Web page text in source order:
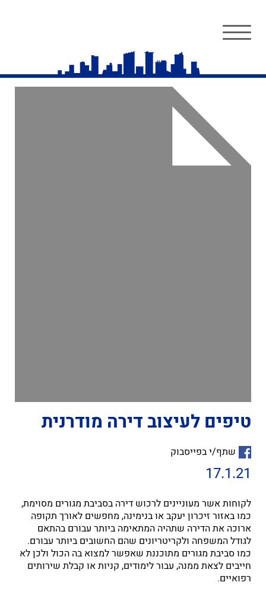
טיפים לעיצוב דירה מודרנית
שתף/י בפייסבוק
17.1.21
לקוחות אשר מעוניינים לרכוש דירה בסביבת מגורים מסוימת,
כמו באזור זיכרון יעקב או בנימינה, מחפשים לאורך תקופה
ארוכה את הדירה שתהיה המתאימה ביותר עבורם בהתאם
לגודל המשפחה ולקריטריונים שהם החשובים ביותר עבורם.
כמו סביבת מגורים מתוכננת שאפשר למצוא בה הכול ולכן לא
חייבים לצאת ממנה, עבור לימודים, קניות או קבלת שירותים
רפואיים.